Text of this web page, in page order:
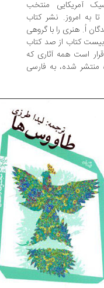
منتخب
منتشر می‌کند: از 1919 تا به امروز. نشر کتاب
برگزیدگان اُ. هنری را با گروهی
از صد کتاب
همه آثاری که
شده، به فارسی